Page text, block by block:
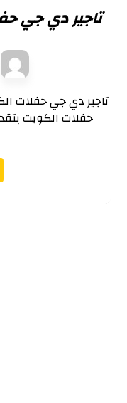
تاجير دي جي
تاجير دي جي حفلات
حفلات الكويت